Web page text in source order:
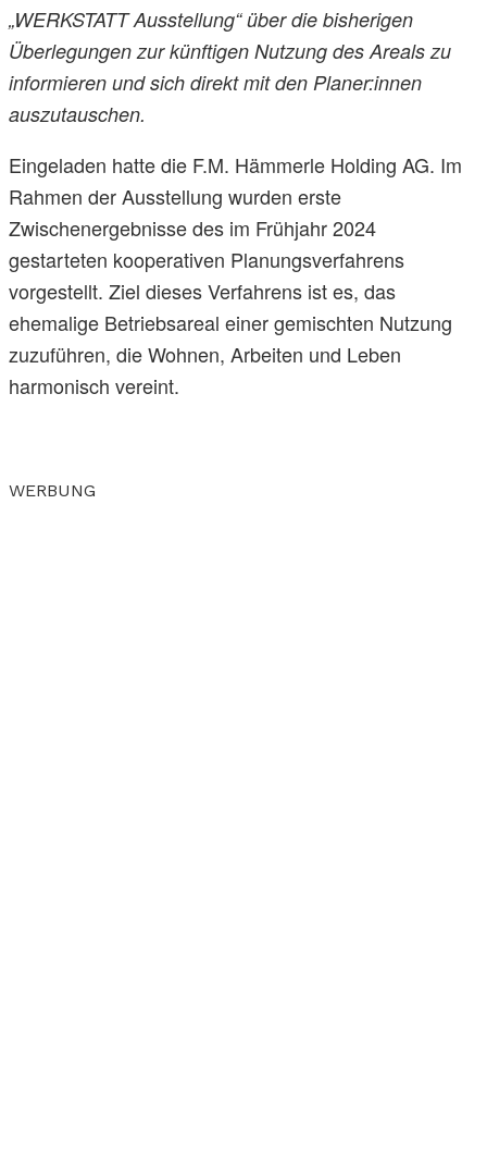
„WERKSTATT Ausstellung“ über die bisherigen
Überlegungen zur künftigen Nutzung des Areals zu
informieren und sich direkt mit den Planer:innen
auszutauschen.
Eingeladen hatte die F.M. Hämmerle Holding AG. Im
Rahmen der Ausstellung wurden erste
Zwischenergebnisse des im Frühjahr 2024
gestarteten kooperativen Planungsverfahrens
vorgestellt. Ziel dieses Verfahrens ist es, das
ehemalige Betriebsareal einer gemischten Nutzung
zuzuführen, die Wohnen, Arbeiten und Leben
harmonisch vereint.
WERBUNG